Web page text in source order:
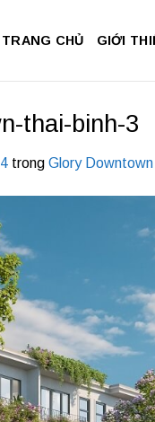
TRANG CHỦ GIỚI
thai-binh-3
trong Glory